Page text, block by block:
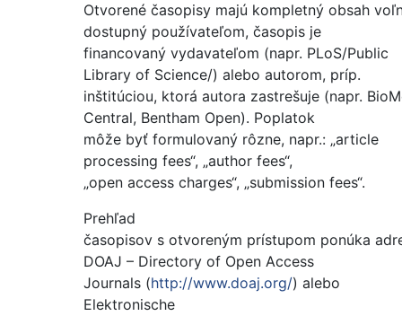
Otvorené časopisy majú kompletný obsah
dostupný používateľom, časopis je
financovaný vydavateľom (napr. PLoS/Public
Library of Science/) alebo autorom, príp.
inštitúciou, ktorá autora zastrešuje (napr.
Central, Bentham Open). Poplatok
môže byť formulovaný rôzne, napr.: „article
processing fees“, „author fees“,
„open access charges“, „submission fees“.
Prehľad
časopisov s otvoreným prístupom ponúka
DOAJ – Directory of Open Access
Journals (http://www.doaj.org/) alebo
Elektronische